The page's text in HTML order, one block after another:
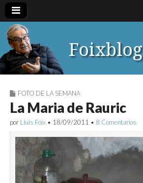
Foixblog
FOTO DE LA SEMANA
La Maria de Rauric
por Lluís Foix • 18/09/2011 • 8 Comentarios